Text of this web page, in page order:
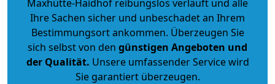
Maxhütte-Haidhof reibungslos verläuft und alle
Ihre Sachen sicher und unbeschadet an Ihrem
Bestimmungsort ankommen. Überzeugen Sie
sich selbst von den günstigen Angeboten und
der Qualität. Unsere umfassender Service wird
Sie garantiert überzeugen.